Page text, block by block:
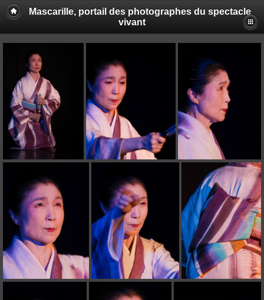
Mascarille, portail des photographes du spectacle
vivant